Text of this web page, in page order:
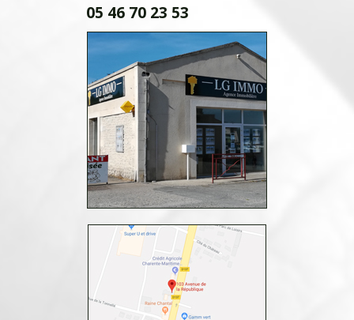
05 46 70 23 53